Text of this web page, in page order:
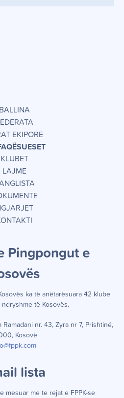
BALLINA
EKIPORE
KLUBET
LAJME
Pingpongut e
ës
ës ka të anëtarësuara 42 klube
ndryshme të Kosovës.
nr. 43, Zyra nr 7, Prishtinë,
Kosovë
lista
mesuar me te rejat e FPPK-se